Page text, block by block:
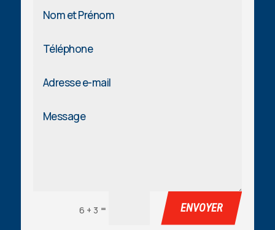
6 + 3 = ENVOYER